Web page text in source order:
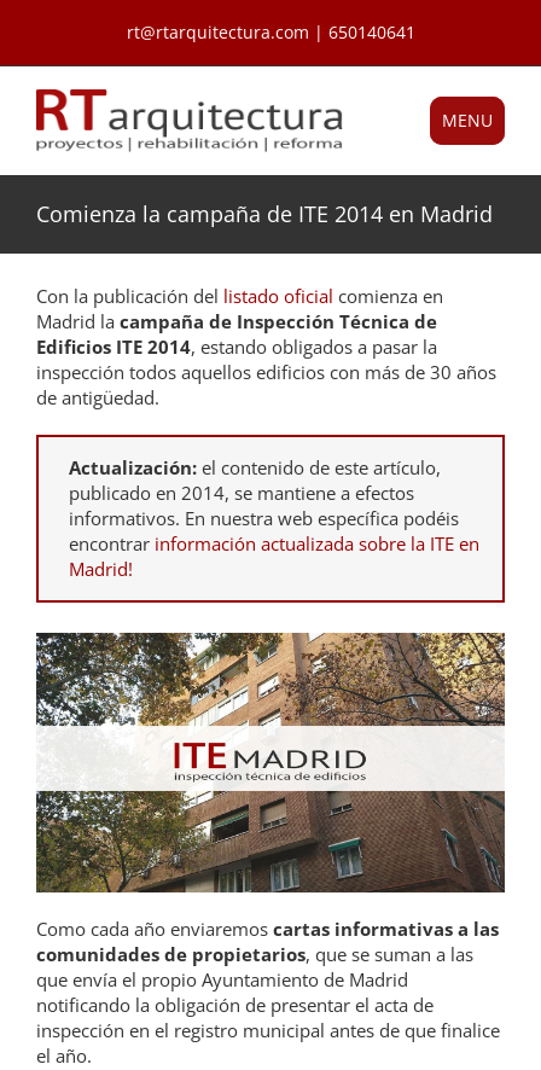
contenido
rt@rtarquitectura.com | 650140641
MENU
Comienza la campaña de ITE 2014 en Madrid
Con la publicación del listado oficial comienza en
Madrid la campaña de Inspección Técnica de
Edificios ITE 2014, estando obligados a pasar la
inspección todos aquellos edificios con más de 30 años
de antigüedad.
Actualización:el contenido de este artículo,
publicado en 2014, se mantiene a efectos
informativos. En nuestra web específica podéis
encontrar información actualizada sobre la ITE en
Madrid!
Como cada año enviaremos cartas informativas a las
comunidades de propietarios, que se suman a las
que envía el propio Ayuntamiento de Madrid
notificando la obligación de presentar el acta de
inspección en el registro municipal antes de que finalice
el año.